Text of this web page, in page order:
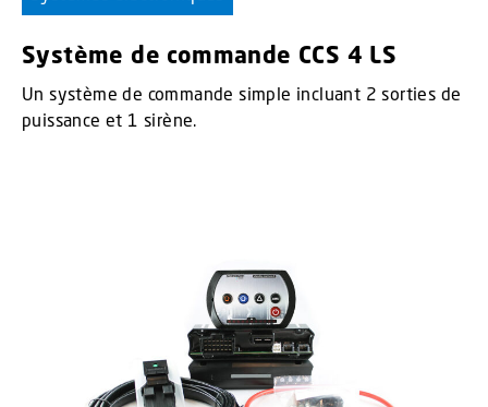
Système de commande CCS 4 LS
Un système de commande simple incluant 2 sorties de
puissance et 1 sirène.